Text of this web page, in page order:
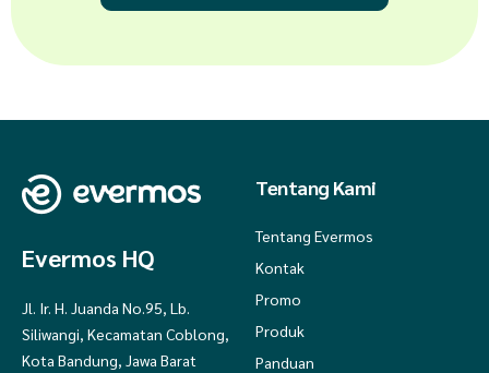
Evermos HQ
Jl. Ir. H. Juanda No.95, Lb.
Siliwangi, Kecamatan Coblong,
Kota Bandung, Jawa Barat
Tentang Kami
Tentang Evermos
Kontak
Promo
Produk
Panduan